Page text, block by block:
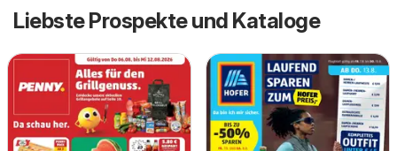
Liebste Prospekte und Kataloge